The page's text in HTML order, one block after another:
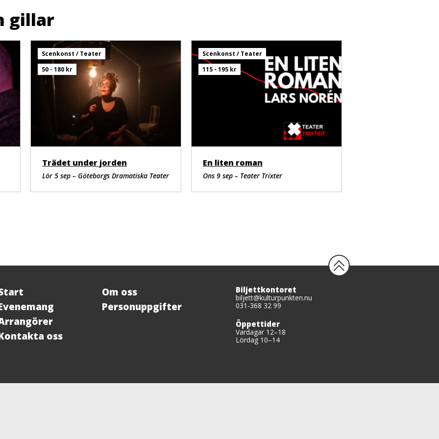
gillar
Scenkonst / Teater
50 - 180 kr
Trädet under jorden
Lör 5 sep – Göteborgs Dramatiska Teater
Scenkonst / Teater
115 - 195 kr
En liten roman
Ons 9 sep – Teater Trixter
oss
Om oss
Personuppgifter
Biljettkontoret
biljett@kulturpunkten.nu
031-368 32 99
Öppettider
Vardagar 12–18
Lördag 10–14